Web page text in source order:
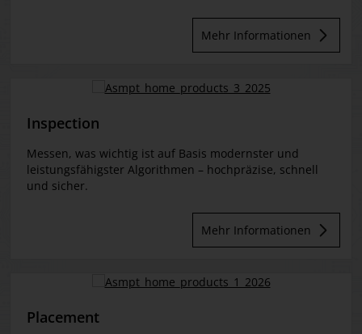
Mehr Informationen
Inspection
Messen, was wichtig ist auf Basis modernster und
leistungsfähigster Algorithmen – hochpräzise, schnell
und sicher.
Mehr Informationen
Placement